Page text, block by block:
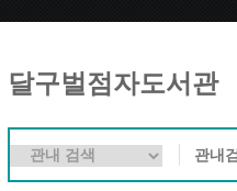
달구벌점자도서관